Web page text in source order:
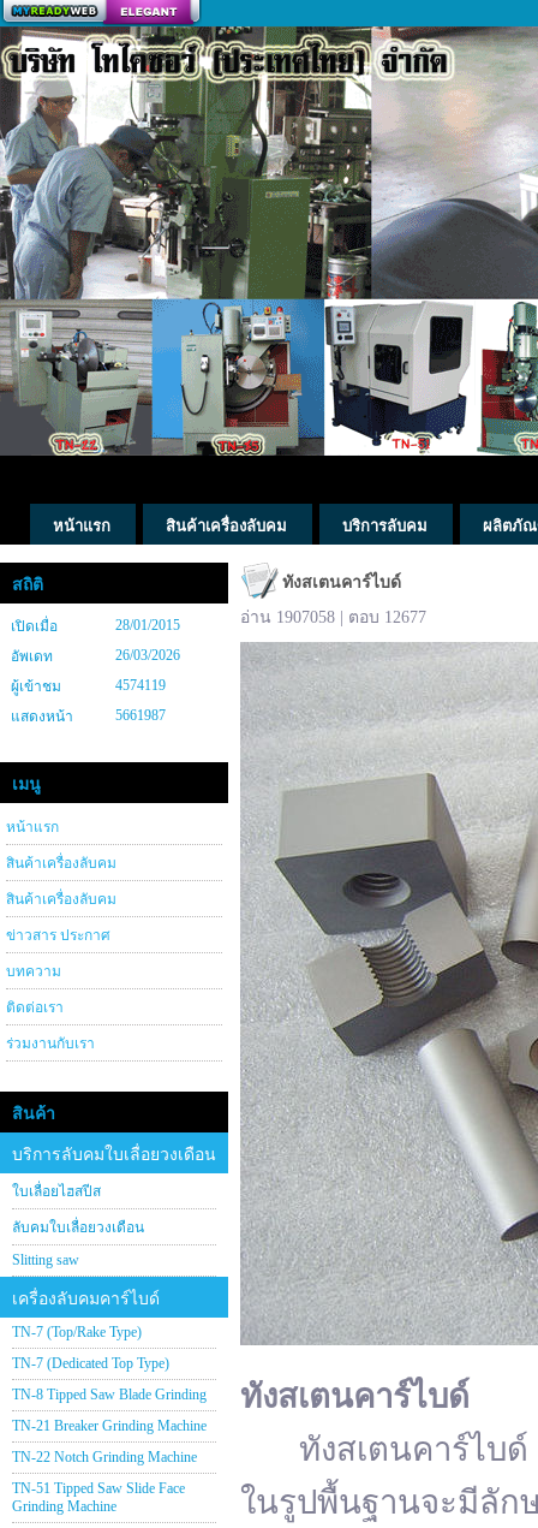
สร้างเว็บ
หน้าแรก สินค้าเครื่องลับคม บริการลับคม ผลิตภัณ
สถิติ
เปิดเมื่อ
28/01/2015
อัพเดท
26/03/2026
ผู้เข้าชม
4574119
แสดงหน้า
5661987
เมนู
หน้าแรก
สินค้าเครื่องลับคม
สินค้าเครื่องลับคม
ข่าวสาร ประกาศ
บทความ
ติดต่อเรา
ร่วมงานกับเรา
สินค้า
บริการลับคมใบเลื่อยวงเดือน
ใบเลื่อยไฮสปีส
ลับคมใบเลื่อยวงเดือน
Slitting saw
เครื่องลับคมคาร์ไบด์
TN-7 (Top/Rake Type)
TN-7 (Dedicated Top Type)
TN-8 Tipped Saw Blade Grinding
TN-21 Breaker Grinding Machine
TN-22 Notch Grinding Machine
TN-51 Tipped Saw Slide Face
Grinding Machine
ทังสเตนคาร์ไบด์
อ่าน 1907058 | ตอบ 12677
ทังสเตนคาร์ไบด์
ทังสเตนคาร์ไบด์ (
ในรูปพื้นฐานจะมีลัก